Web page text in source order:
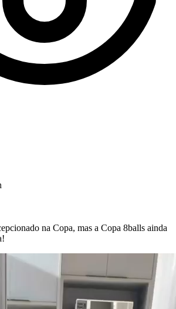
na Copa, mas a Copa 8balls ainda